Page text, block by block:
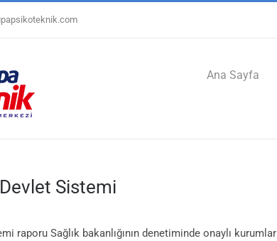
Ana Sayfa
Sistemi
raporu Sağlık bakanlığının denetiminde onaylı kurumlar